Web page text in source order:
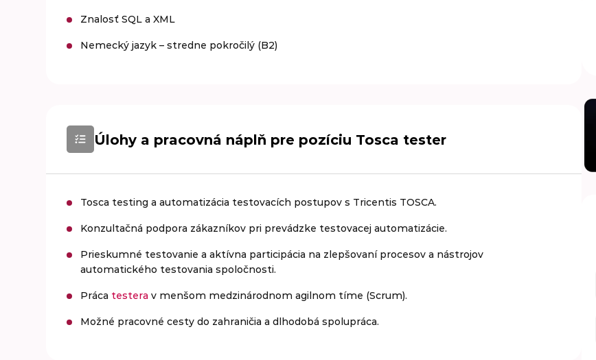
Znalosť SQL a XML
Nemecký jazyk – stredne pokročilý (B2)
Úlohy a pracovná náplň pre pozíciu Tosca tester
Tosca testing a automatizácia testovacích postupov s Tricentis TOSCA.
Konzultačná podpora zákazníkov pri prevádzke testovacej automatizácie.
Prieskumné testovanie a aktívna participácia na zlepšovaní procesov a nástrojov
automatického testovania spoločnosti.
Práca testera v menšom medzinárodnom agilnom tíme (Scrum).
Možné pracovné cesty do zahraničia a dlhodobá spolupráca.